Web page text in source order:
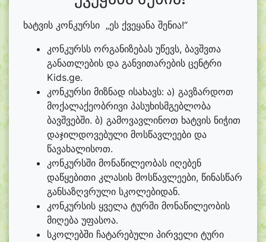
ხატვის კონკურსი „ეს ქვეყანა შენია!“
კონკურსს ორგანიზებას უწევს, ბავშვთა
განათლების და განვითარების ცენტრი
Kids.ge.
კონკურსი მიზნად ისახავს: ა) გავზარდოთ
მოქალაქეობრივი პასუხისმგებლობა
ბავშვებში. ბ) გამოვავლინოთ ხატვის ნიჭით
დაჯილდოვებული მოსწავლეები და
წავახალისოთ.
კონკურსში მონაწილეობას იღებენ
დაწყებითი კლასის მოსწავლეები, წინასწარ
განსაზღვრული სკოლებიდან.
კონკურსის ყველა ტურში მონაწილეობის
მიღება უფასოა.
სკოლებში ჩატარებული პირველი ტური